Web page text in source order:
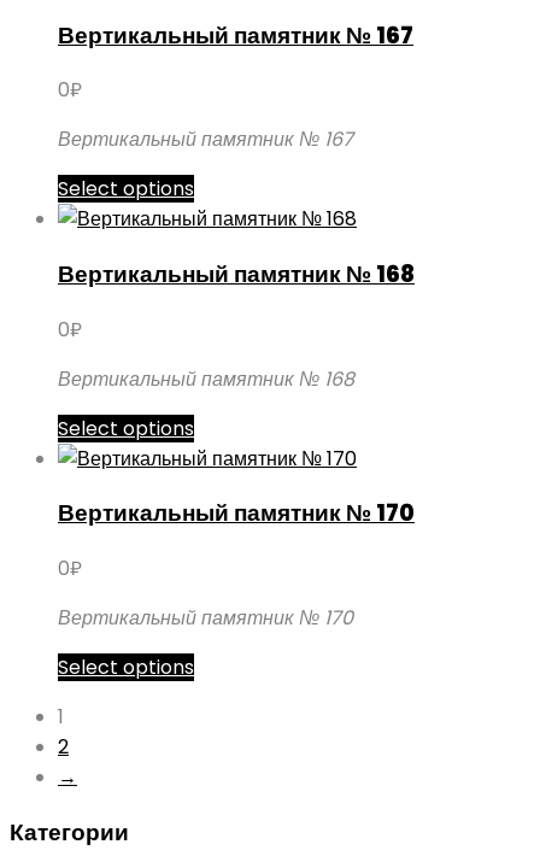
несколько
можно
на
странице
Вертикальный памятник № 167
0₽
Вертикальный памятник № 167
Select optionsЭтот
товар
несколько
можно
на
странице
Вертикальный памятник № 168
0₽
Вертикальный памятник № 168
Select optionsЭтот
товар
несколько
можно
на
Вертикальный памятник № 170
0₽
Вертикальный памятник № 170
Select optionsЭтот
1
2
→
Категории